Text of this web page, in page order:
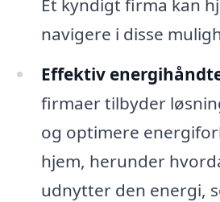
Et kyndigt firma kan
navigere i disse
Effektiv
firmaer tilbyder
og optimere
hjem, herunder
udnytter den energi,